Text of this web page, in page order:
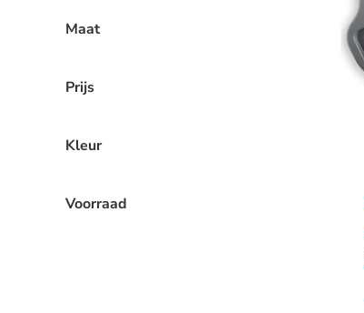
Maat
Prijs
Kleur
Voorraad